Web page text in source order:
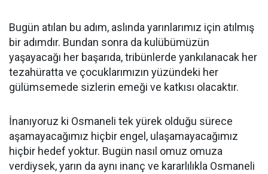
Bugün atılan bu adım, aslında yarınlarımız için atılmış
bir adımdır. Bundan sonra da kulübümüzün
yaşayacağı her başarıda, tribünlerde yankılanacak her
tezahüratta ve çocuklarımızın yüzündeki her
gülümsemede sizlerin emeği ve katkısı olacaktır.
İnanıyoruz ki Osmaneli tek yürek olduğu sürece
aşamayacağımız hiçbir engel, ulaşamayacağımız
hiçbir hedef yoktur. Bugün nasıl omuz omuza
verdiysek, yarın da aynı inanç ve kararlılıkla Osmaneli